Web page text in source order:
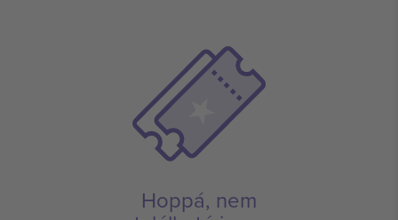
Hoppá, nem